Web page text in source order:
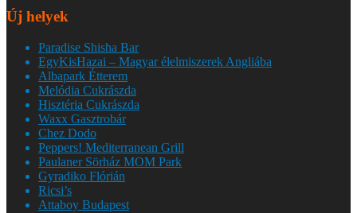
Új helyek
Paradise Shisha Bar
EgyKisHazai – Magyar élelmiszerek Angliába
Albapark Étterem
Melódia Cukrászda
Hisztéria Cukrászda
Waxx Gasztrobár
Chez Dodo
Peppers! Mediterranean Grill
Paulaner Sörház MOM Park
Gyradiko Flórián
Ricsi’s
Attaboy Budapest